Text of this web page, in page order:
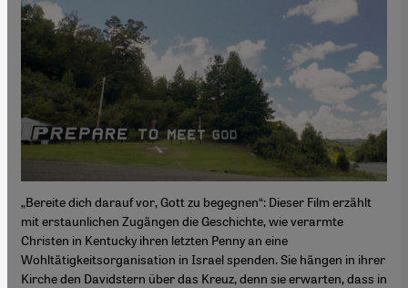
„Bereite dich darauf vor, Gott zu begegnen“: Dieser Film erzählt
mit erstaunlichen Zugängen die Geschichte, wie verarmte
Christen in Kentucky ihren letzten Penny an eine
Wohltätigkeitsorganisation in Israel spenden. Sie hängen in ihrer
Kirche den Davidstern über das Kreuz, denn sie erwarten, dass in